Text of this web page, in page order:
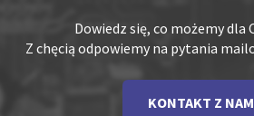
Dowiedz się, co możemy dla
Z chęcią odpowiemy na pytania
KONTAKT Z